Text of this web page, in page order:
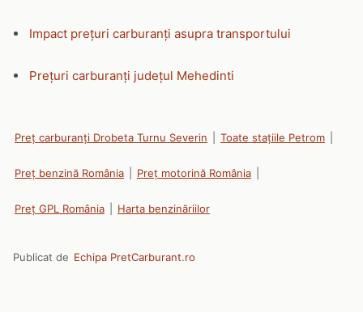
Impact prețuri carburanți asupra transportului
Prețuri carburanți județul Mehedinti
Preț carburanți Drobeta Turnu Severin Toate stațiile Petrom
Preț benzină România Preț motorină România
Preț GPL România Harta benzinăriilor
Publicat de Echipa PretCarburant.ro